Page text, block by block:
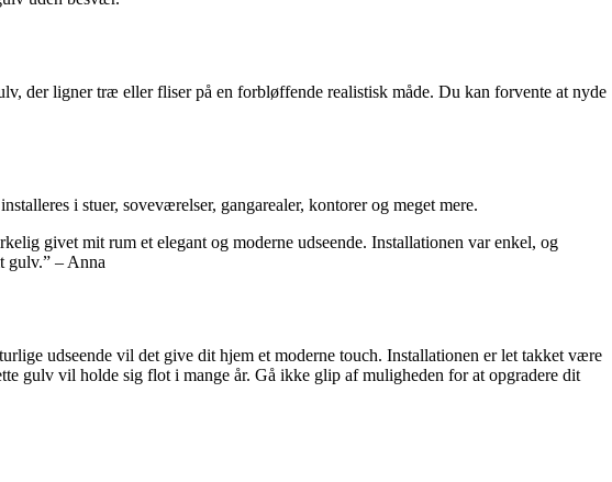
der ligner træ eller fliser på en forbløffende realistisk måde. Du kan forvente at nyde
i stuer, soveværelser, gangarealer, kontorer og meget mere.
givet mit rum et elegant og moderne udseende. Installationen var enkel, og
gulv.” – Anna
udseende vil det give dit hjem et moderne touch. Installationen er let takket være
gulv vil holde sig flot i mange år. Gå ikke glip af muligheden for at opgradere dit